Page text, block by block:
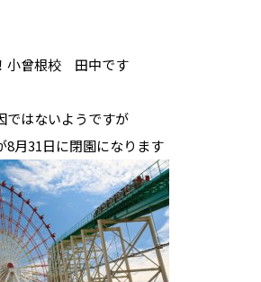
小曾根校 田中です
ではないようですが
8月31日に閉園になります